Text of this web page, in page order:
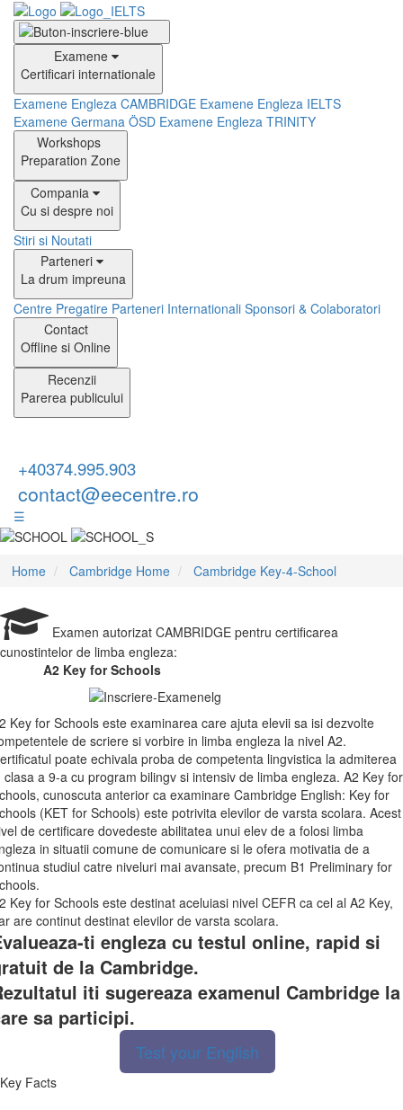
Examene
Certificari internationale
Examene Engleza CAMBRIDGE Examene Engleza IELTS
Examene Germana ÖSD Examene Engleza TRINITY
Workshops
Preparation Zone
Compania
Cu si despre noi
Stiri si Noutati
Parteneri
La drum impreuna
Centre Pregatire Parteneri Internationali Sponsori & Colaboratori
Contact
Offline si Online
Recenzii
Parerea publicului
+40374.995.903
contact@eecentre.ro
☰
Home Cambridge Home Cambridge Key-4-School
Examen autorizat CAMBRIDGE pentru certificarea
cunostintelor de limba engleza:
A2 Key for Schools
Key for Schools este examinarea care ajuta elevii sa isi dezvolte
de scriere si vorbire in limba engleza la nivel A2.
poate echivala proba de competenta lingvistica la admiterea
clasa a 9-a cu program bilingv si intensiv de limba engleza. A2 Key for
cunoscuta anterior ca examinare Cambridge English: Key for
(KET for Schools) este potrivita elevilor de varsta scolara. Acest
de certificare dovedeste abilitatea unui elev de a folosi limba
in situatii comune de comunicare si le ofera motivatia de a
studiul catre niveluri mai avansate, precum B1 Preliminary for
Key for Schools este destinat aceluiasi nivel CEFR ca cel al A2 Key,
are continut destinat elevilor de varsta scolara.
ti engleza cu testul online, rapid si
de la Cambridge.
iti sugereaza examenul Cambridge la
sa participi.
Test your English
Key Facts